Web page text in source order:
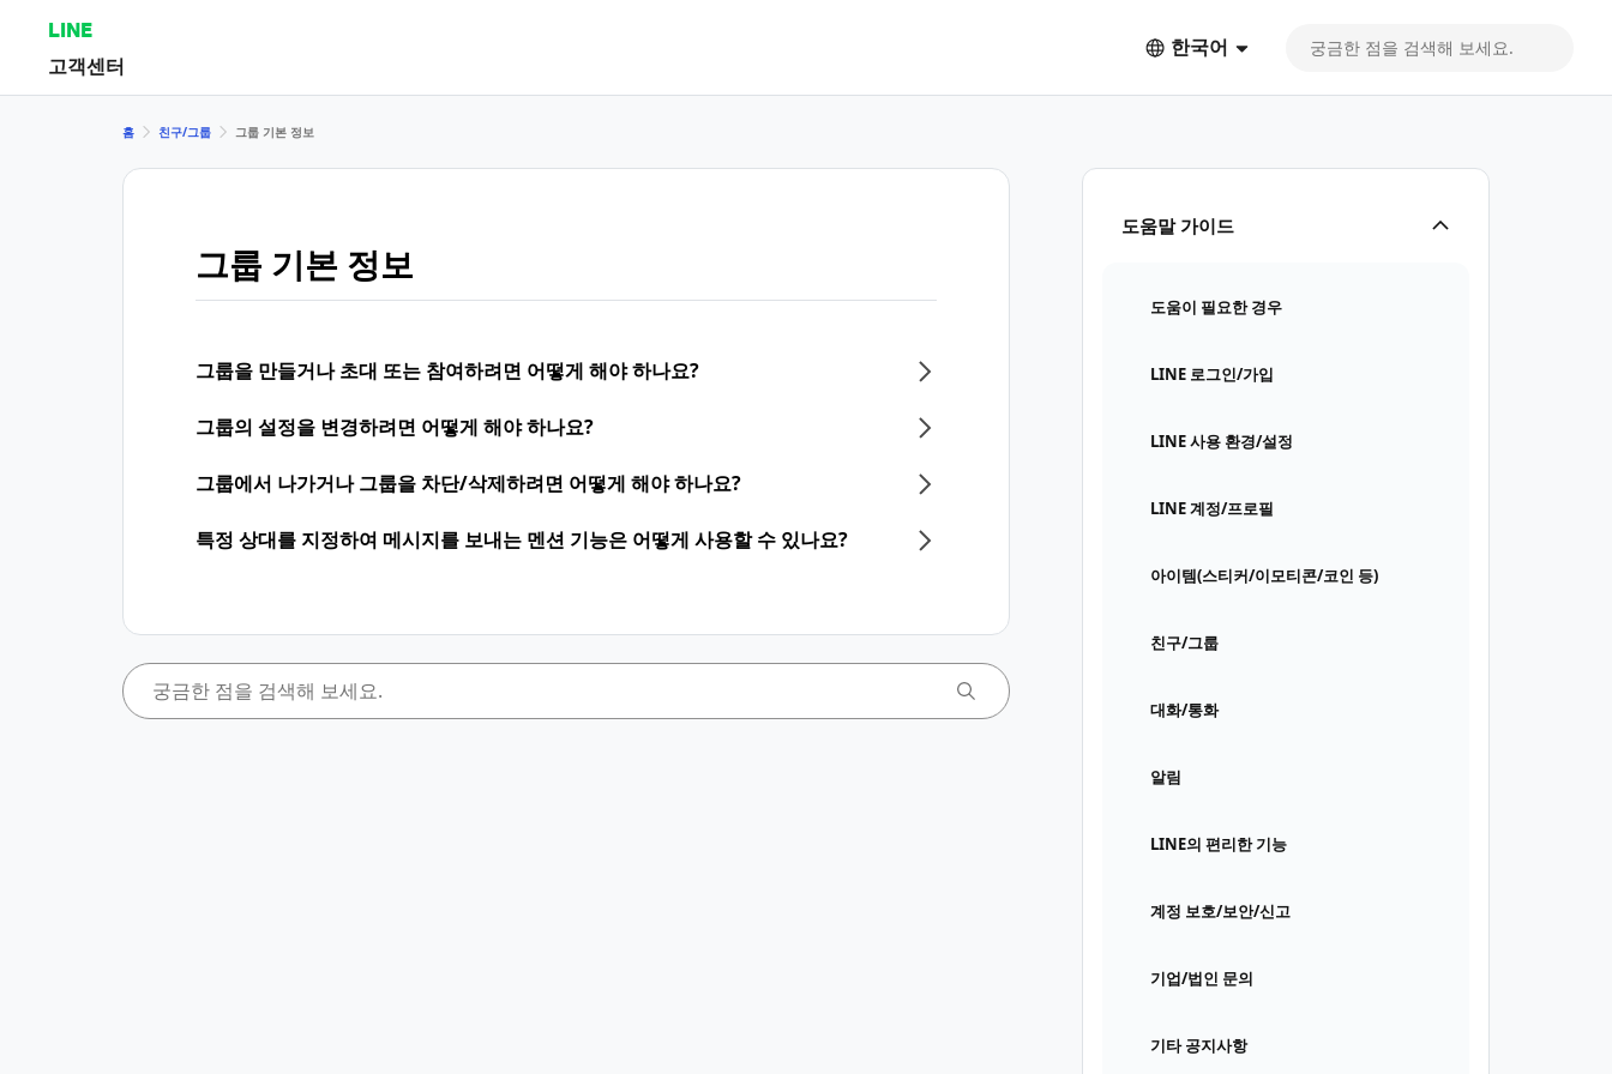
LINE
고객센터
한국어
도움말 가이드
도움이 필요한 경우
LINE 로그인/가입
LINE 사용 환경/설정
LINE 계정/프로필
아이템(스티커/이모티콘/코인 등)
친구/그룹
대화/통화
알림
LINE의 편리한 기능
계정 보호/보안/신고
기업/법인 문의
기타 공지사항
홈 친구/그룹 그룹 기본 정보
그룹 기본 정보
그룹을 만들거나 초대 또는 참여하려면 어떻게 해야 하나요?
그룹의 설정을 변경하려면 어떻게 해야 하나요?
그룹에서 나가거나 그룹을 차단/삭제하려면 어떻게 해야 하나요?
특정 상대를 지정하여 메시지를 보내는 멘션 기능은 어떻게 사용할 수 있나요?